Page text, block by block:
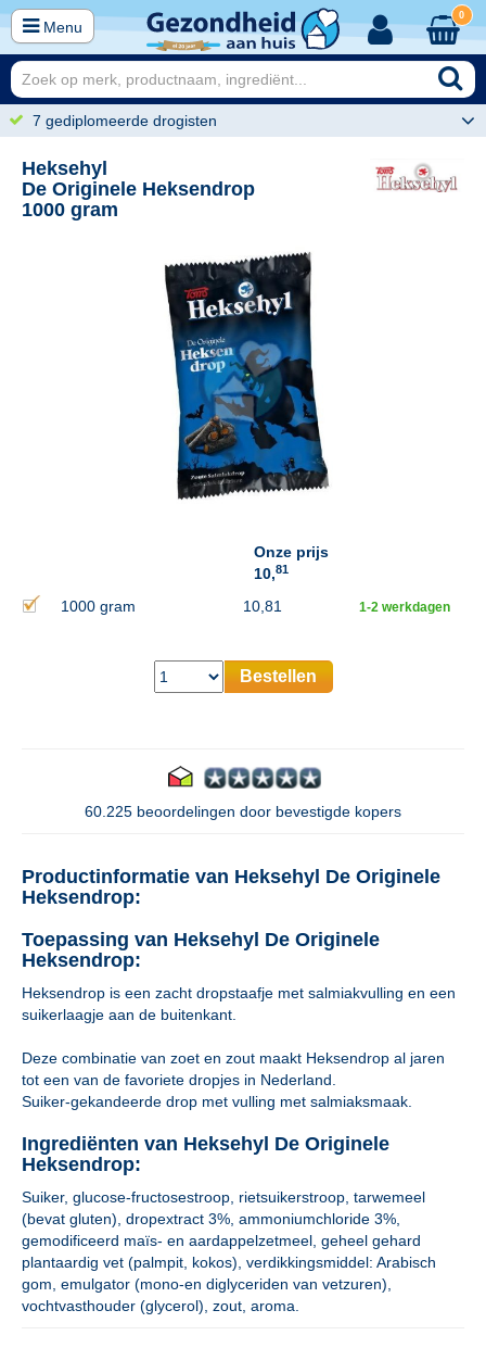
Menu
0
7 gediplomeerde drogisten
Heksehyl
De Originele Heksendrop
1000 gram
Onze prijs
10,81
1000 gram 10,81 1-2 werkdagen
Bestellen
60.225 beoordelingen door bevestigde kopers
Productinformatie van Heksehyl De Originele
Heksendrop:
Toepassing van Heksehyl De Originele
Heksendrop:
Heksendrop is een zacht dropstaafje met salmiakvulling en een
suikerlaagje aan de buitenkant.
Deze combinatie van zoet en zout maakt Heksendrop al jaren
tot een van de favoriete dropjes in Nederland.
Suiker-gekandeerde drop met vulling met salmiaksmaak.
Ingrediënten van Heksehyl De Originele
Heksendrop:
Suiker, glucose-fructosestroop, rietsuikerstroop, tarwemeel
(bevat gluten), dropextract 3%, ammoniumchloride 3%,
gemodificeerd maïs- en aardappelzetmeel, geheel gehard
plantaardig vet (palmpit, kokos), verdikkingsmiddel: Arabisch
gom, emulgator (mono-en diglyceriden van vetzuren),
vochtvasthouder (glycerol), zout, aroma.